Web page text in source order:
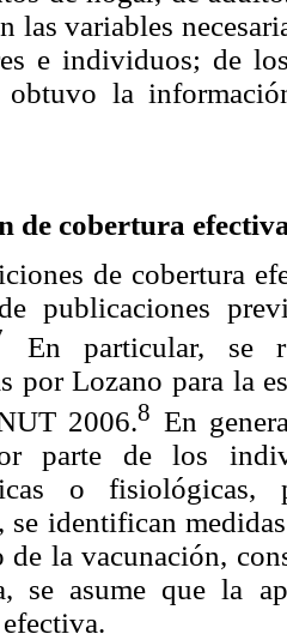
las variables
e individuos; de
obtuvo la
de cobertura
de cobertura
publicaciones
En particular, se
por Lozano para la
2006.8 En
parte de los
o fisiológicas,
se identifican
de la vacunación,
se asume que la